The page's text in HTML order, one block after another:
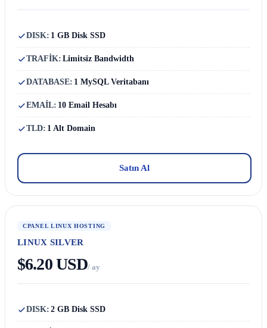
DISK: 1 GB Disk SSD
TRAFİK: Limitsiz Bandwidth
DATABASE: 1 MySQL Veritabanı
EMAİL: 10 Email Hesabı
TLD: 1 Alt Domain
Satın Al
CPANEL LINUX HOSTING
LINUX SILVER
$6.20 USD/ ay
DISK: 2 GB Disk SSD